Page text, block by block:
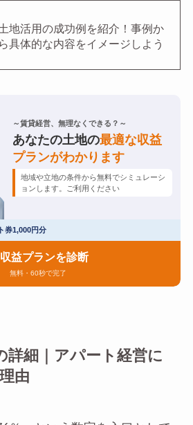
地活用の成功例を紹介！事例か
ら具体的な内容をイメージしよう
～賃貸経営、無理なくできる？～
あなたの土地の最適な収益
プランがわかります
地域や立地の条件から無料でシミュレーシ
ョンします。ご利用ください
券1,000円分
収益プランを診断
無料・60秒で完了
詳細｜アパート経営に
由